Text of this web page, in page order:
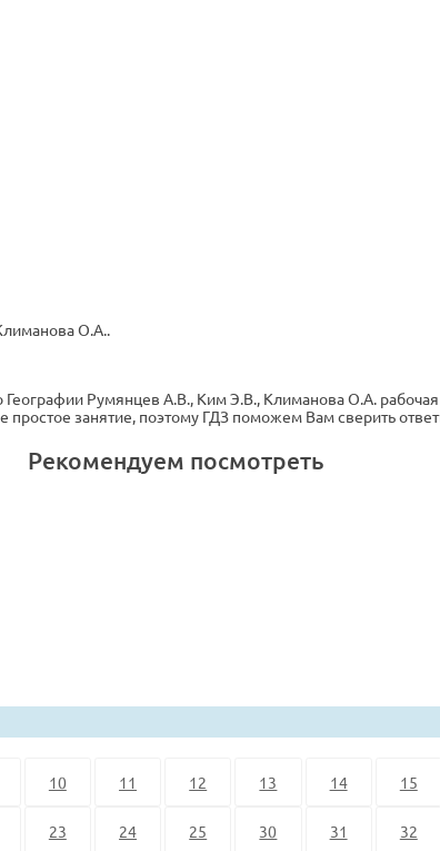
О.А..
Румянцев А.В., Ким Э.В., Климанова О.А. рабочая
простое занятие, поэтому ГДЗ поможем Вам сверить
Рекомендуем посмотреть
10 11 12 13 14 15
23 24 25 30 31 32